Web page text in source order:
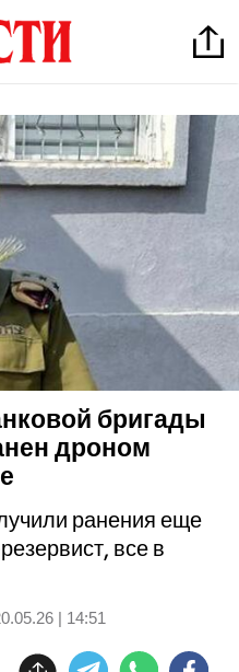
бригады
дроном
ранения еще
все в
| 14:51